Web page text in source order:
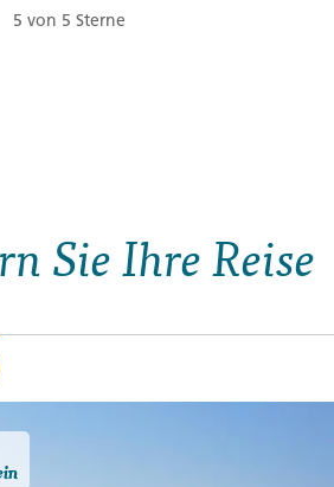
5 von 5 Sterne
Sie Ihre Reise